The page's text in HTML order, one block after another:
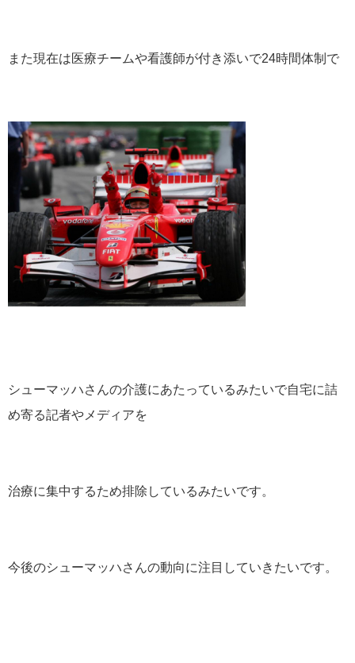
また現在は医療チームや看護師が付き添いで24時間体制で
シューマッハさんの介護にあたっているみたいで自宅に詰
め寄る記者やメディアを
治療に集中するため排除しているみたいです。
今後のシューマッハさんの動向に注目していきたいです。